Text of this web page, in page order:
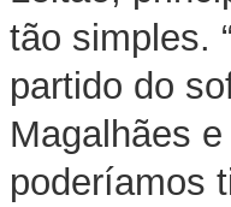
tão simples.
partido do
Magalhães
poderíamos